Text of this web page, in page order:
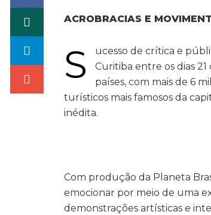
ACROBRACIAS E
S
ucesso de crítica e
Curitiba entre os dias
países, com mais de 6
turísticos mais famosos da
inédita.
Com produção da Planeta
emocionar por meio de uma
demonstrações artísticas e